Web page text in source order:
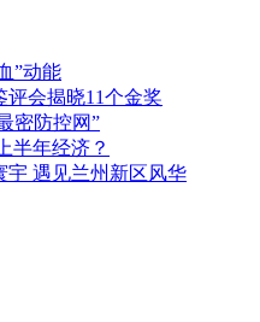
”动能
评会揭晓11个金奖
密防控网”
半年经济？
宇 遇见兰州新区风华